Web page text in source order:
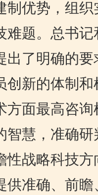
制优势，组
难题。总书
出了明确的
创新的体制
方面最高咨
智慧，准确
性战略科技
供准确、前